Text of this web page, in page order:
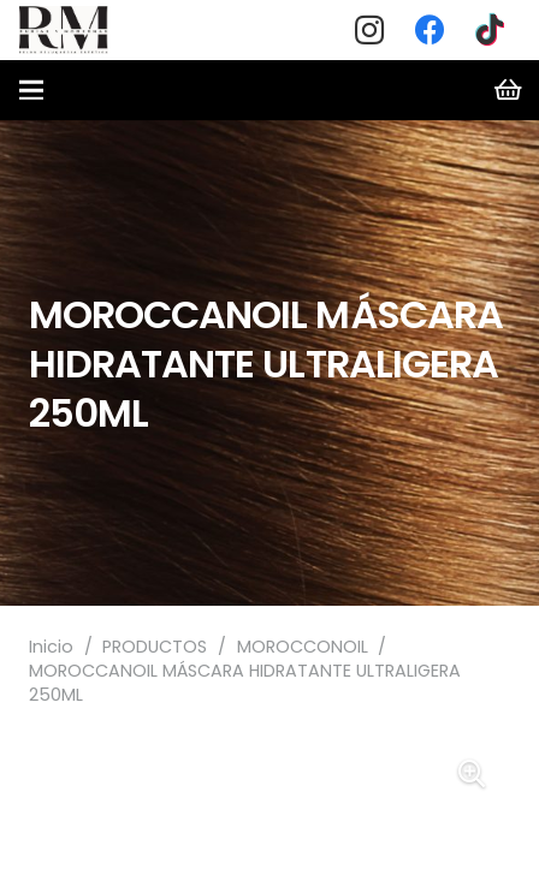
MOROCCANOIL MÁSCARA
HIDRATANTE ULTRALIGERA
250ML
Inicio / PRODUCTOS / MOROCCONOIL /
MOROCCANOIL MÁSCARA HIDRATANTE ULTRALIGERA
250ML